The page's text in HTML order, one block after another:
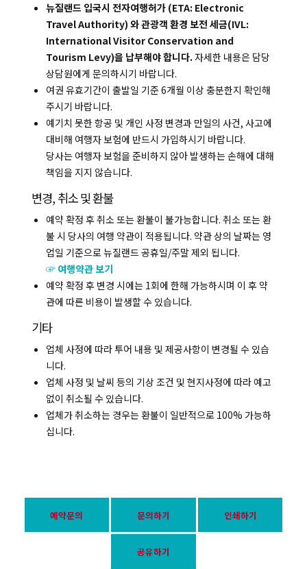
뉴질랜드 입국시 전자여행허가 (ETA: Electronic
Travel Authority) 와 관광객 환경 보전 세금(IVL:
International Visitor Conservation and
Tourism Levy)을 납부해야 합니다. 자세한 내용은 담당
상담원에게 문의하시기 바랍니다.
여권 유효기간이 출발일 기준 6개월 이상 충분한지 확인해
주시기 바랍니다.
예기치 못한 항공 및 개인 사정 변경과 만일의 사건, 사고에
대비해 여행자 보험에 반드시 가입하시기 바랍니다.
당사는 여행자 보험을 준비하지 않아 발생하는 손해에 대해
책임을 지지 않습니다.
변경, 취소 및 환불
예약 확정 후 취소 또는 환불이 불가능합니다. 취소 또는 환
불 시 당사의 여행 약관이 적용됩니다. 약관 상의 날짜는 영
업일 기준으로 뉴질랜드 공휴일/주말 제외 됩니다.
☞ 여행약관 보기
예약 확정 후 변경 시에는 1회에 한해 가능하시며 이 후 약
관에 따른 비용이 발생할 수 있습니다.
기타
업체 사정에 따라 투어 내용 및 제공사항이 변경될 수 있습
니다.
업체 사정 및 날씨 등의 기상 조건 및 현지사정에 따라 예고
없이 취소될 수 있습니다.
업체가 취소하는 경우는 환불이 일반적으로 100% 가능하
십니다.
예약문의 문의하기 인쇄하기
공유하기
복사하기